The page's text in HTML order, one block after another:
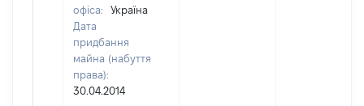
офіса:
Україна
Дата
придбання
майна (набуття
права):
30.04.2014